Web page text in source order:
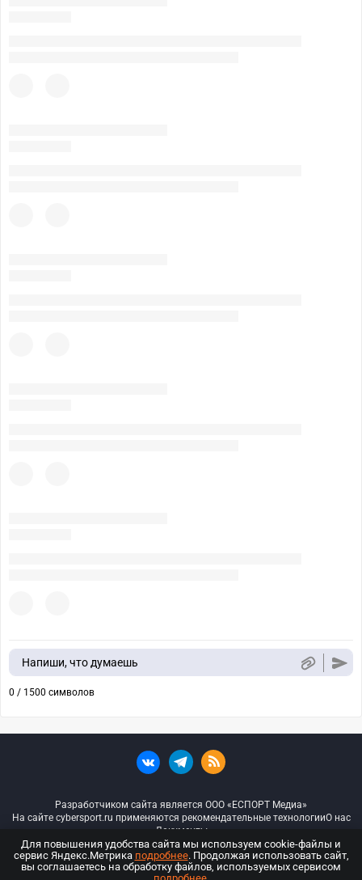
Напиши, что думаешь
0 / 1500 символов
Разработчиком сайта является ООО «ЕСПОРТ Медиа»
На сайте cybersport.ru применяются рекомендательные технологииО нас
Документы
© ООО «Киберспорт.ру» — Все права защищены
Для повышения удобства сайта мы используем cookie-файлы и
сервис Яндекс.Метрика подробнее. Продолжая использовать сайт,
вы соглашаетесь на обработку файлов, используемых сервисом